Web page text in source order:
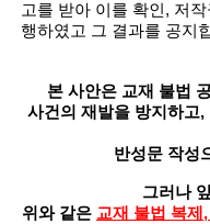
고를 받아 이를 확인, 저
행하였고 그 결과를 공지
본 사안은 교재 불법
사건의 재발을 방지하고
반성문 작성
그러나
위와 같은 교재 불법 복제